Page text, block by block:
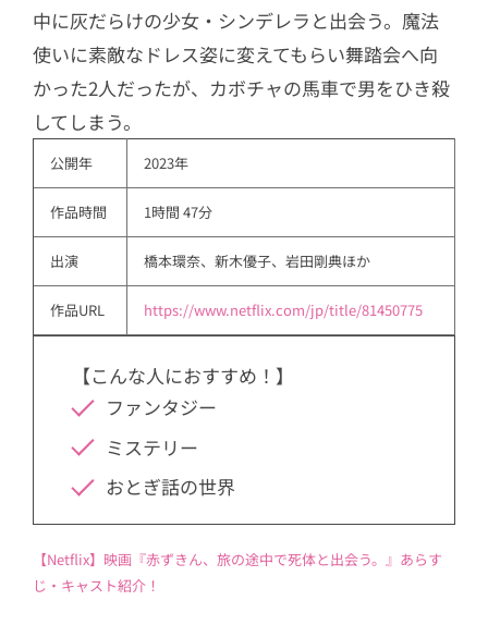
中に灰だらけの少女・シンデレラと出会う。魔法
使いに素敵なドレス姿に変えてもらい舞踏会へ向
かった2人だったが、カボチャの馬車で男をひき殺
してしまう。
公開年 2023年
作品時間 1時間 47分
出演 橋本環奈、新木優子、岩田剛典ほか
作品URL https://www.netflix.com/jp/title/81450775
【こんな人におすすめ！】
ファンタジー
ミステリー
おとぎ話の世界
【Netflix】映画『赤ずきん、旅の途中で死体と出会う。』あらす
じ・キャスト紹介！